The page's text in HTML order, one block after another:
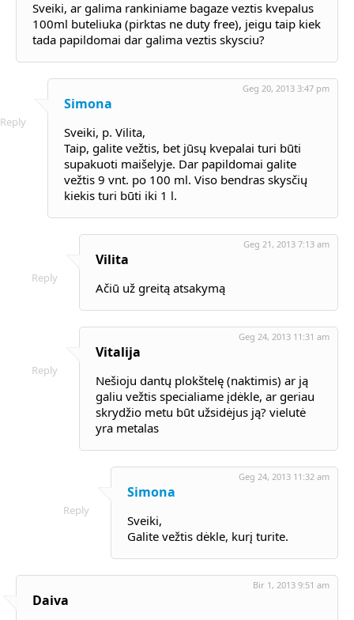
Sveiki, ar galima rankiniame bagaze veztis kvepalus
100ml buteliuka (pirktas ne duty free), jeigu taip kiek
tada papildomai dar galima veztis skysciu?
Reply
Simona
Geg 20, 2013 3:47 pm
Sveiki, p. Vilita,
Taip, galite vežtis, bet jūsų kvepalai turi būti
supakuoti maišelyje. Dar papildomai galite
vežtis 9 vnt. po 100 ml. Viso bendras skysčių
kiekis turi būti iki 1 l.
Reply
Vilita
Geg 21, 2013 7:13 am
Ačiū už greitą atsakymą
Reply
Vitalija
Geg 24, 2013 11:31 am
Nešioju dantų plokštelę (naktimis) ar ją
galiu vežtis specialiame įdėkle, ar geriau
skrydžio metu būt užsidėjus ją? vielutė
yra metalas
Reply
Simona
Geg 24, 2013 11:32 am
Sveiki,
Galite vežtis dėkle, kurį turite.
Daiva
Bir 1, 2013 9:51 am